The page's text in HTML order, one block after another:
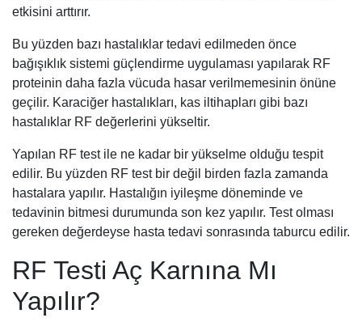
etkisini arttırır.
Bu yüzden bazı hastalıklar tedavi edilmeden önce
bağışıklık sistemi güçlendirme uygulaması yapılarak RF
proteinin daha fazla vücuda hasar verilmemesinin önüne
geçilir. Karaciğer hastalıkları, kas iltihapları gibi bazı
hastalıklar RF değerlerini yükseltir.
Yapılan RF test ile ne kadar bir yükselme olduğu tespit
edilir. Bu yüzden RF test bir değil birden fazla zamanda
hastalara yapılır. Hastalığın iyileşme döneminde ve
tedavinin bitmesi durumunda son kez yapılır. Test olması
gereken değerdeyse hasta tedavi sonrasında taburcu edilir.
RF Testi Aç Karnına Mı
Yapılır?